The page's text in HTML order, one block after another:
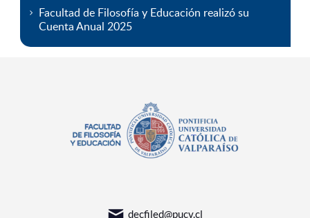
Facultad de Filosofía y Educación realizó su
Cuenta Anual 2025
decfiled@pucv.cl